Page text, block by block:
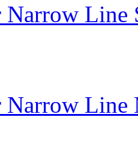
Narrow
Narrow